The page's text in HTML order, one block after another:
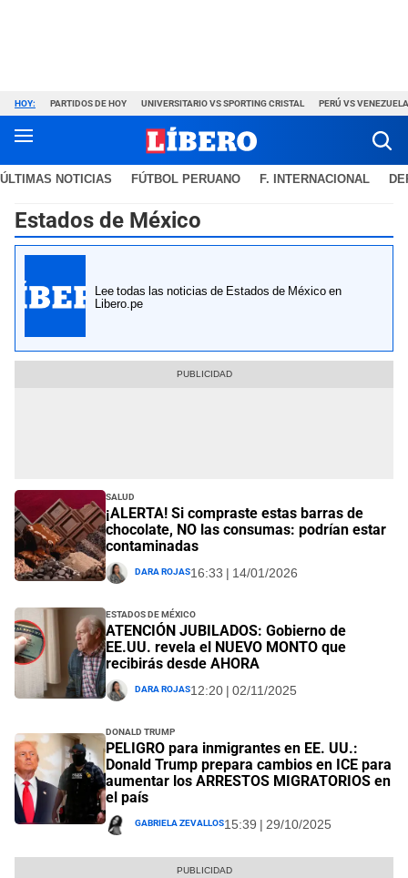
HOY: PARTIDOS DE HOY UNIVERSITARIO VS SPORTING CRISTAL PERÚ VS VENEZUELA
ÚLTIMAS NOTICIAS FÚTBOL PERUANO F. INTERNACIONAL
Estados de México
Lee todas las noticias de Estados de México en
Libero.pe
Salud
¡ALERTA! Si compraste estas barras de
chocolate, NO las consumas: podrían estar
contaminadas
Dara Rojas16:33 | 14/01/2026
Estados de México
ATENCIÓN JUBILADOS: Gobierno de
EE.UU. revela el NUEVO MONTO que
recibirás desde AHORA
Dara Rojas12:20 | 02/11/2025
Donald Trump
PELIGRO para inmigrantes en EE. UU.:
Donald Trump prepara cambios en ICE para
aumentar los ARRESTOS MIGRATORIOS en
el país
Gabriela Zevallos15:39 | 29/10/2025